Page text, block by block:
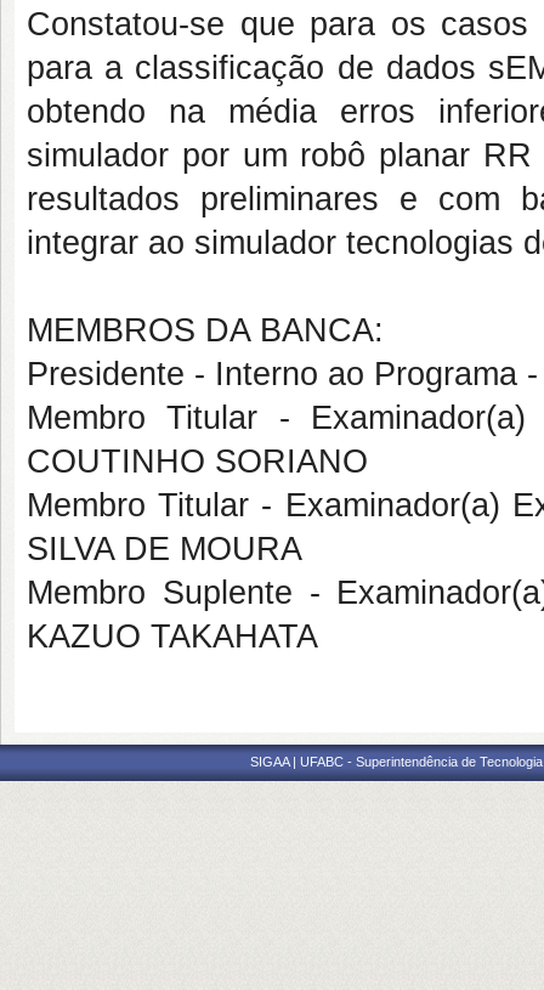
Constatou-se que para os
para a classificação de dados
obtendo na média erros
simulador por um robô planar
resultados preliminares e com
integrar ao simulador tecnologias
MEMBROS DA BANCA:
Presidente - Interno ao Programa
Membro Titular -
COUTINHO SORIANO
Membro Titular - Examinador(a)
SILVA DE MOURA
Membro Suplente -
KAZUO TAKAHATA
SIGAA | UFABC - Superintendência de